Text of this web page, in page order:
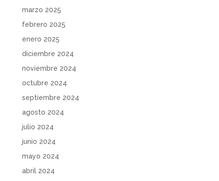
marzo 2025
febrero 2025
enero 2025
diciembre 2024
noviembre 2024
octubre 2024
septiembre 2024
agosto 2024
julio 2024
junio 2024
mayo 2024
abril 2024